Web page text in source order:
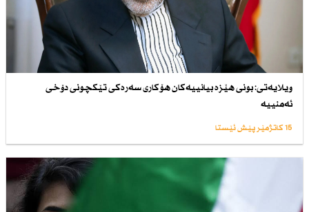
ویلایەتی: بونی هێزە بیانییەكان هۆكاری سەرەكی تێكچونی دۆخی
ئەمنییە
15 کاتژمێر پێش ئێستا